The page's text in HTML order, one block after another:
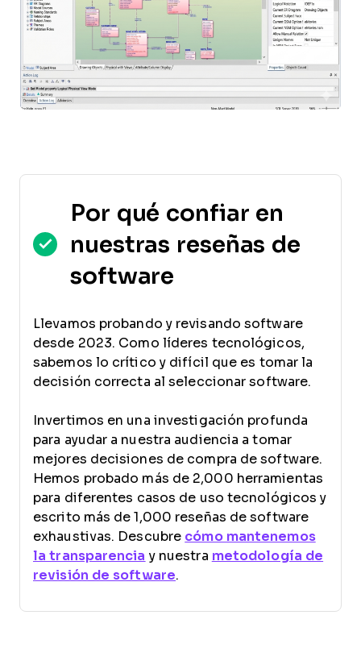
Por qué confiar en
nuestras reseñas de
software
Llevamos probando y revisando software
desde 2023. Como líderes tecnológicos,
sabemos lo crítico y difícil que es tomar la
decisión correcta al seleccionar software.
Invertimos en una investigación profunda
para ayudar a nuestra audiencia a tomar
mejores decisiones de compra de software.
Hemos probado más de 2,000 herramientas
para diferentes casos de uso tecnológicos y
escrito más de 1,000 reseñas de software
exhaustivas. Descubre cómo mantenemos
la transparencia y nuestra metodología de
revisión de software.